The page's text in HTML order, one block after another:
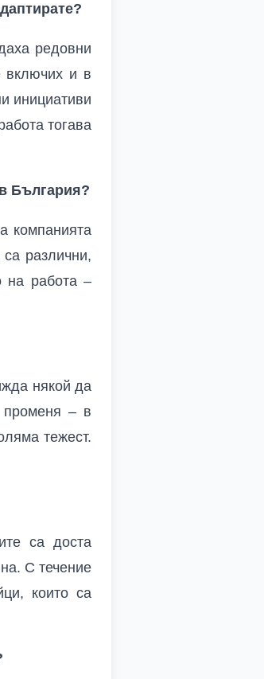
редовни
включих и в
инициативи
тогава
България?
компанията
различни,
на работа –
някой да
– в
тежест.
са доста
С течение
които са